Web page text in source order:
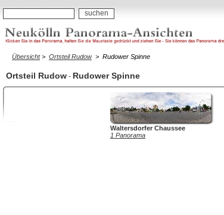
Übersicht> Ortsteil Rudow> Rudower Spinne
Ortsteil Rudow - Rudower Spinne
Waltersdorfer Chaussee
1 Panorama